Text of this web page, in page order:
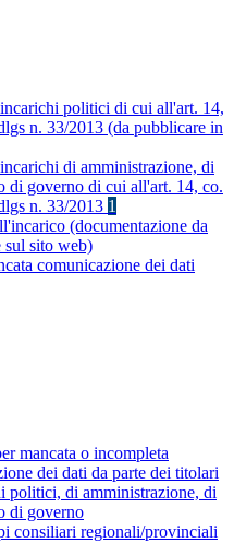
politici di cui all'art. 14,
n. 33/2013 (da pubblicare in
di amministrazione, di
di governo di cui all'art. 14, co.
n. 33/2013 1
(documentazione da
sul sito web)
comunicazione dei dati
mancata o incompleta
dei dati da parte dei titolari
politici, di amministrazione, di
di governo
consiliari regionali/provinciali